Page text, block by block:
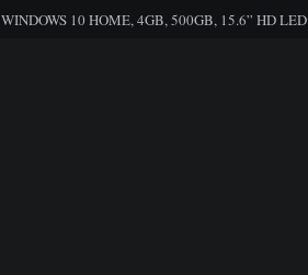
WINDOWS 10 HOME, 4GB, 500GB, 15.6” HD LED